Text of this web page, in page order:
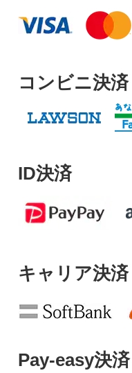
コンビニ決済
ID決済
キャリア決済
Pay-easy決済